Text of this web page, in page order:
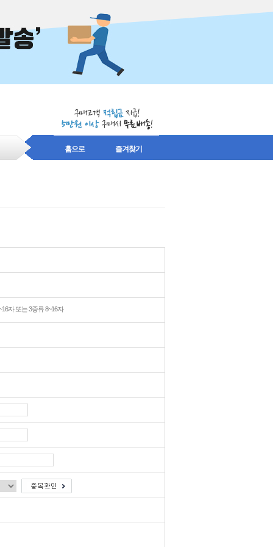
홈으로 즐겨찾기
자 또는 3종류 8~16자